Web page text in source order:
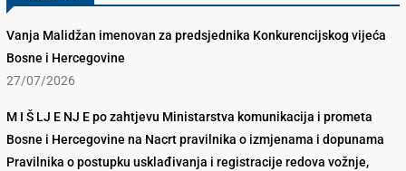
Vanja Malidžan imenovan za predsjednika Konkurencijskog vijeća
Bosne i Hercegovine
27/07/2026
M I Š LJ E NJ E po zahtjevu Ministarstva komunikacija i prometa
Bosne i Hercegovine na Nacrt pravilnika o izmjenama i dopunama
Pravilnika o postupku usklađivanja i registracije redova vožnje,